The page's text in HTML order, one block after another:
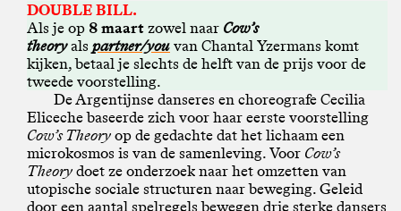
DOUBLE BILL.
Als je op 8 maart zowel naar Cow’s
theoryals partner/you van Chantal Yzermans komt
kijken, betaal je slechts de helft van de prijs voor de
tweede voorstelling.
De Argentijnse danseres en choreografe Cecilia
Eliceche baseerde zich voor haar eerste voorstelling
Cow’s Theory op de gedachte dat het lichaam een
microkosmos is van de samenleving. Voor Cow’s
Theory doet ze onderzoek naar het omzetten van
utopische sociale structuren naar beweging. Geleid
door een aantal spelregels bewegen drie sterke dansers